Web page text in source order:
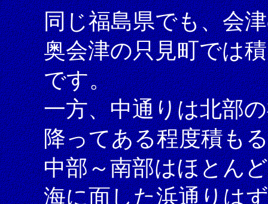
同じ福島県でも、会
奥会津の只見町では
です。
一方、中通りは北部
降ってある程度積も
中部～南部はほとん
海に面した浜通りは